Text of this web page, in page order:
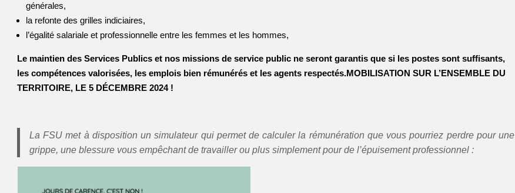
générales,
la refonte des grilles indiciaires,
l’égalité salariale et professionnelle entre les femmes et les hommes,
Le maintien des Services Publics et nos missions de service public ne seront garantis que si les postes sont suffisants,
les compétences valorisées, les emplois bien rémunérés et les agents respectés.MOBILISATION SUR L’ENSEMBLE DU
TERRITOIRE, LE 5 DÉCEMBRE 2024 !
La FSU met à disposition un simulateur qui permet de calculer la rémunération que vous pourriez perdre pour une
grippe, une blessure vous empêchant de travailler ou plus simplement pour de l’épuisement professionnel :